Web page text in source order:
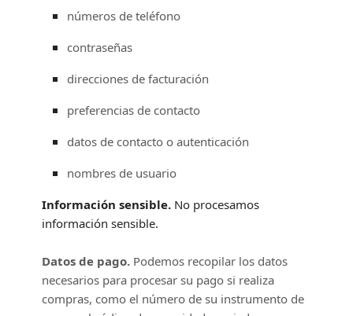
números de teléfono
contraseñas
direcciones de facturación
preferencias de contacto
datos de contacto o autenticación
nombres de usuario
Información sensible. No procesamos
información sensible.
Datos de pago.Podemos recopilar los datos
necesarios para procesar su pago si realiza
compras, como el número de su instrumento de